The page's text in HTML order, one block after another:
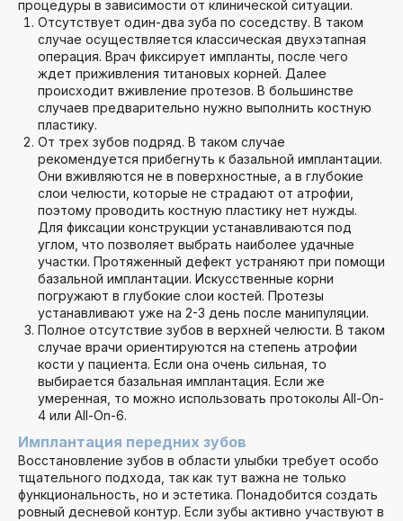
процедуры в зависимости от клинической ситуации.
Отсутствует один-два зуба по соседству. В таком
случае осуществляется классическая двухэтапная
операция. Врач фиксирует импланты, после чего
ждет приживления титановых корней. Далее
происходит вживление протезов. В большинстве
случаев предварительно нужно выполнить костную
пластику.
От трех зубов подряд. В таком случае
рекомендуется прибегнуть к базальной имплантации.
Они вживляются не в поверхностные, а в глубокие
слои челюсти, которые не страдают от атрофии,
поэтому проводить костную пластику нет нужды.
Для фиксации конструкции устанавливаются под
углом, что позволяет выбрать наиболее удачные
участки. Протяженный дефект устраняют при помощи
базальной имплантации. Искусственные корни
погружают в глубокие слои костей. Протезы
устанавливают уже на 2-3 день после манипуляции.
Полное отсутствие зубов в верхней челюсти. В таком
случае врачи ориентируются на степень атрофии
кости у пациента. Если она очень сильная, то
выбирается базальная имплантация. Если же
умеренная, то можно использовать протоколы All-On-
4 или All-On-6.
Имплантация передних зубов
Восстановление зубов в области улыбки требует особо
тщательного подхода, так как тут важна не только
функциональность, но и эстетика. Понадобится создать
ровный десневой контур. Если зубы активно участвуют в